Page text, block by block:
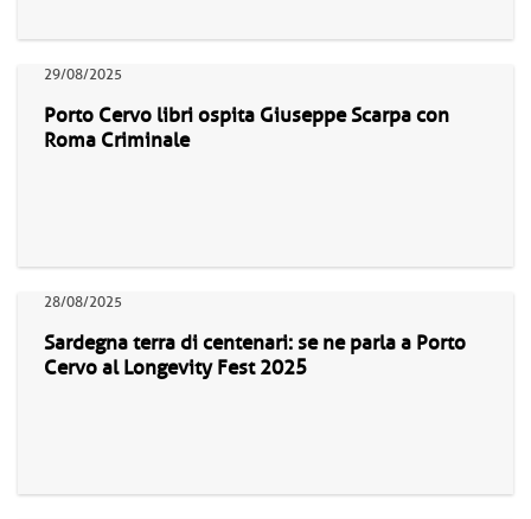
29/08/2025
Porto Cervo libri ospita Giuseppe Scarpa con
Roma Criminale
28/08/2025
Sardegna terra di centenari: se ne parla a Porto
Cervo al Longevity Fest 2025